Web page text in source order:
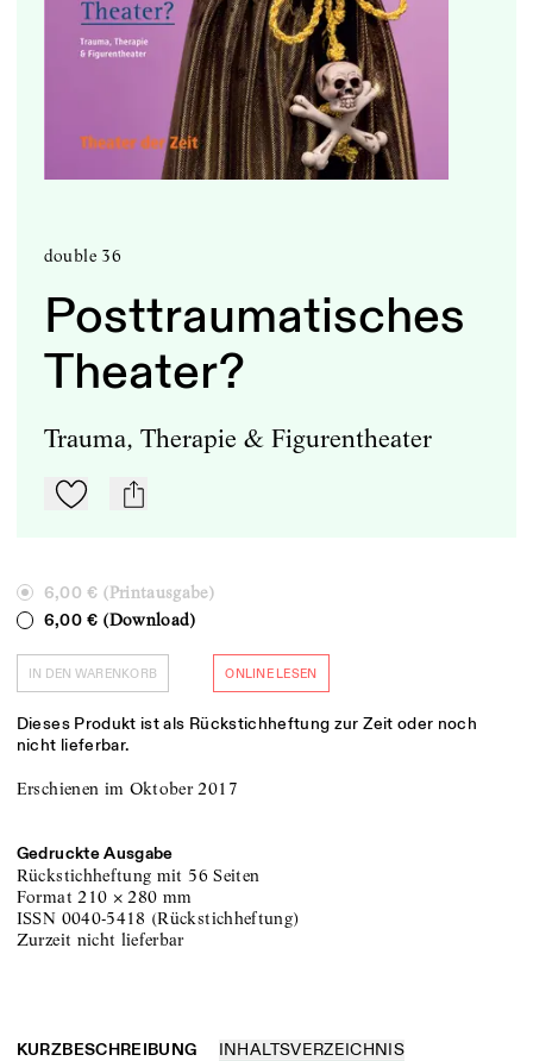
double 36
Posttraumatisches
Theater?
Trauma, Therapie & Figurentheater
Zu Mein-TdZ hinzufügen
mail
6,00 €(Printausgabe)
6,00 €(Download)
IN DEN WARENKORB ONLINE LESEN
Dieses Produkt ist als Rückstichheftung zur Zeit oder noch
nicht lieferbar.
Erschienen im Oktober 2017
Gedruckte Ausgabe
Rückstichheftung mit 56 Seiten
Format210 ×280 mm
ISSN 0040-5418 (Rückstichheftung)
zurzeit nicht lieferbar
KURZBESCHREIBUNG INHALTSVERZEICHNIS